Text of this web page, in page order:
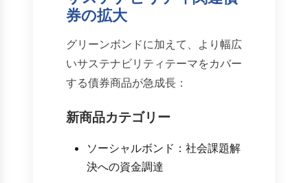
券の拡大
グリーンボンドに加えて、より幅広
いサステナビリティテーマをカバー
する債券商品が急成長：
新商品カテゴリー
ソーシャルボンド：社会課題解
決への資金調達